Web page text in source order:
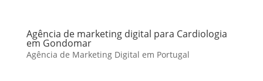
Agência de marketing digital para Cardiologia
em Gondomar
Agência de Marketing Digital em Portugal